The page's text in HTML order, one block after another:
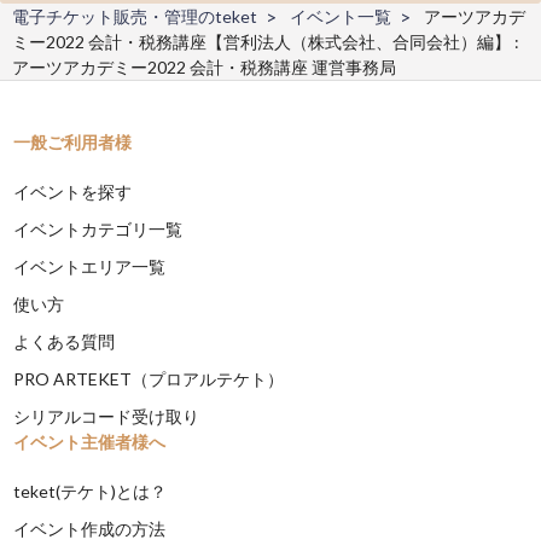
電子チケット販売・管理のteket
イベント一覧
アーツアカデ
ミー2022 会計・税務講座【営利法人（株式会社、合同会社）編】 :
アーツアカデミー2022 会計・税務講座 運営事務局
一般ご利用者様
イベントを探す
イベントカテゴリ一覧
イベントエリア一覧
使い方
よくある質問
PRO ARTEKET（プロアルテケト）
シリアルコード受け取り
イベント主催者様へ
teket(テケト)とは？
イベント作成の方法